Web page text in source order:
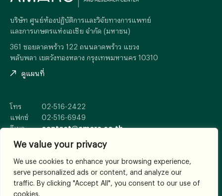
We value your privacy
We use cookies to enhance your browsing experience,
serve personalized ads or content, and analyze our
traffic. By clicking "Accept All", you consent to our use of
cookies.
บริษัท ศูนย์ห้องปฏิบัติการและวิจัยทางการแพทย์
และการเกษตรแห่งเอเซีย จำกัด (มหาชน)
361 ซอยลาดพร้าว 122 ถนนลาดพร้าว แขวง
พลับพลา เขตวังทองหลาง กรุงเทพมหานคร 10310
ดูแผนที่
โทร
02-516-2422
แฟกซ์
02-516-6949
อีเมล
contact@amarc.co.th
© 2026
All Rights Reserved.
เงื่อนไขและข้อตกลง